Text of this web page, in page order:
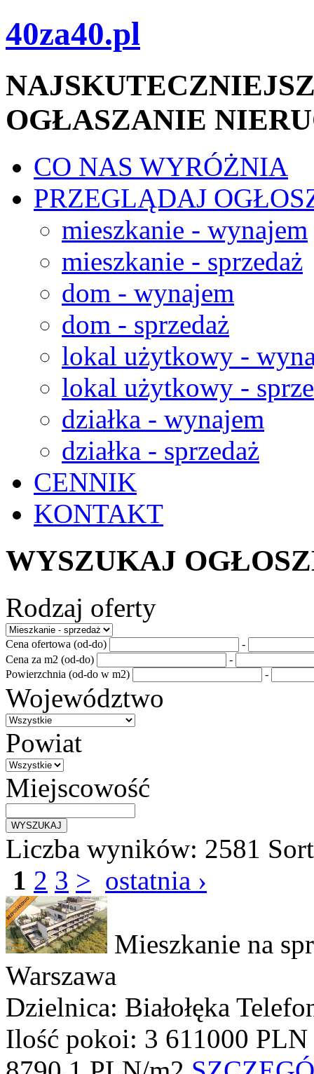
40za40.pl
OGŁASZANIE
CO NAS WYRÓŻNIA
PRZEGLĄDAJ
mieszkanie - wynajem
mieszkanie - sprzedaż
dom - wynajem
dom - sprzedaż
lokal użytkowy -
lokal użytkowy -
działka - wynajem
działka - sprzedaż
CENNIK
KONTAKT
WYSZUKAJ
Rodzaj oferty
Cena ofertowa (od-do)
-
Cena za m2 (od-do)
-
Powierzchnia (od-do w m2)
-
Województwo
Powiat
Miejscowość
Liczba wyników: 2581
1 2 3 > ostatnia ›
Mieszkanie na
Warszawa
Dzielnica: Białołęka
Ilość pokoi: 3 611000 PLN